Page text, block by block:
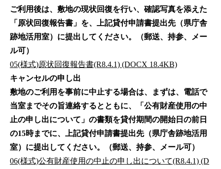
ご利用後は、敷地の現状回復を行い、確認写真を添えた
「原状回復報告書」を、上記貸付申請書提出先（県庁舎
跡地活用室）に提出してください。（郵送、持参、メー
ル可）
05(様式)原状回復報告書(R8.4.1) (DOCX 18.4KB)
キャンセルの申し出
敷地のご利用を事前に中止する場合は、まずは、電話で
当室までその旨連絡するとともに、「公有財産使用の中
止の申し出について」の書類を貸付期間の開始日の前日
の15時までに、上記貸付申請書提出先（県庁舎跡地活用
室）に提出してください。（郵送、持参、メール可）
06(様式)公有財産使用の中止の申し出について(R8.4.1) (D